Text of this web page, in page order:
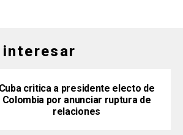
Cuba critica a presidente electo de
Colombia por anunciar ruptura de
relaciones